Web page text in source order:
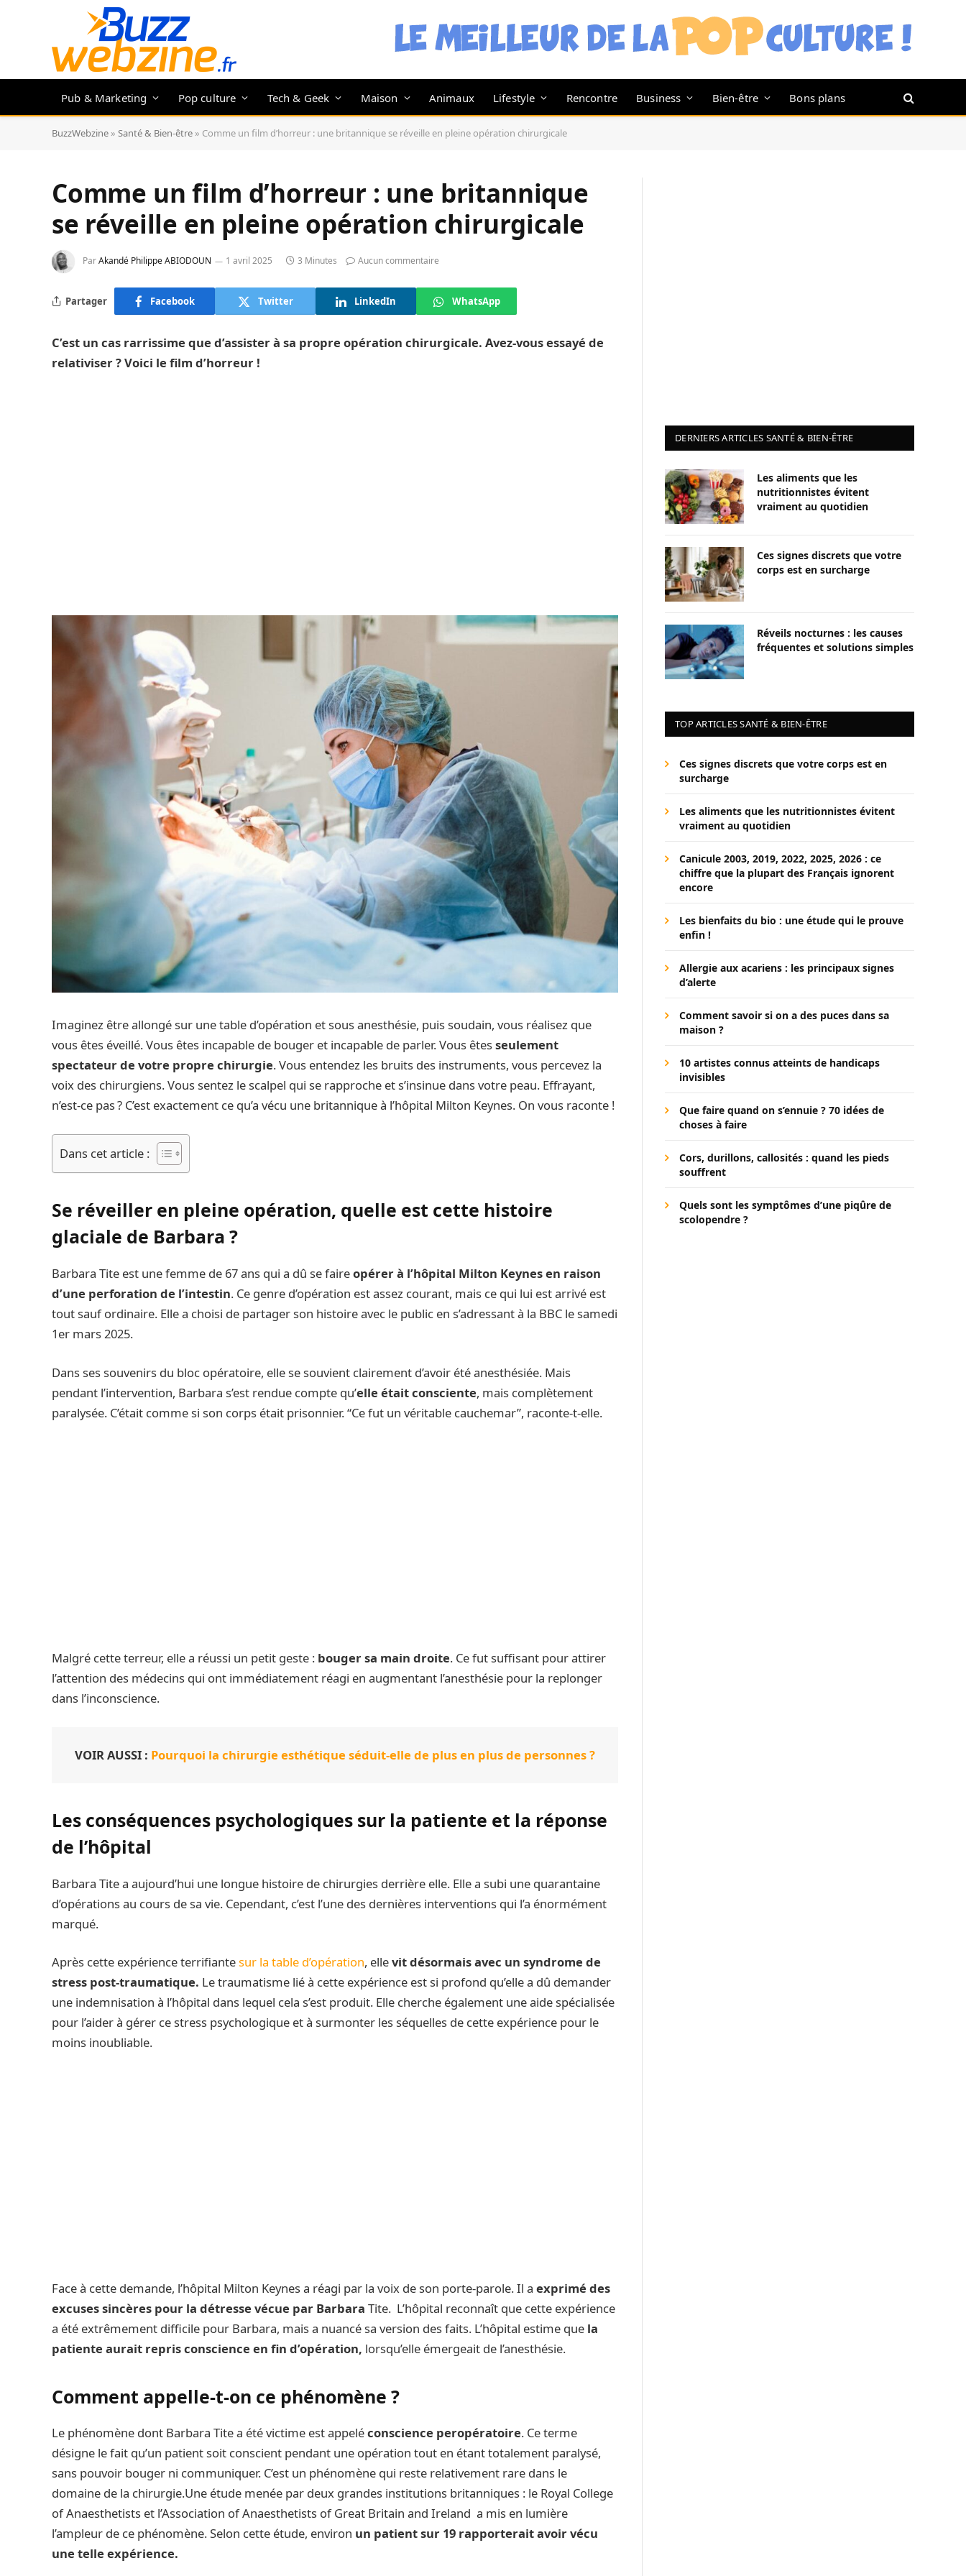
Pub & Marketing Pop culture Tech & Geek Maison Animaux Lifestyle Rencontre Business Bien-être Bons plans
BuzzWebzine » Santé & Bien-être » Comme un film d’horreur : une britannique se réveille en pleine opération chirurgicale
Comme un film d’horreur : une britannique
se réveille en pleine opération chirurgicale
ParAkandé Philippe ABIODOUN 1 avril 2025 3 Minutes Aucun commentaire
Partager Facebook Twitter LinkedIn WhatsApp
C’est un cas rarrissime que d’assister à sa propre opération chirurgicale. Avez-vous essayé de
relativiser ? Voici le film d’horreur !
Imaginez être allongé sur une table d’opération et sous anesthésie, puis soudain, vous réalisez que
vous êtes éveillé. Vous êtes incapable de bouger et incapable de parler. Vous êtesseulement
spectateur de votre propre chirurgie. Vous entendez les bruits des instruments, vous percevez la
voix des chirurgiens. Vous sentez le scalpel qui se rapproche et s’insinue dans votre peau. Effrayant,
n’est-ce pas ? C’est exactement ce qu’a vécu une britannique à l’hôpital Milton Keynes. On vous raconte !
Dans cet article :
Se réveiller en pleine opération, quelle est cette histoire
glaciale de Barbara ?
Barbara Tite est une femme de 67 ans qui a dû se faireopérer à l’hôpital Milton Keynes en raison
d’une perforation de l’intestin. Ce genre d’opération est assez courant, mais ce qui lui est arrivé est
tout sauf ordinaire. Elle a choisi de partager son histoire avec le public en s’adressant à la BBC le samedi
1er mars 2025.
Dans ses souvenirs du bloc opératoire, elle se souvient clairement d’avoir été anesthésiée. Mais
pendant l’intervention, Barbara s’est rendue compte qu’elle était consciente, mais complètement
paralysée. C’était comme si son corps était prisonnier. “Ce fut un véritable cauchemar”, raconte-t-elle.
Malgré cette terreur, elle a réussi un petit geste : bouger sa main droite. Ce fut suffisant pour attirer
l’attention des médecins qui ont immédiatement réagi en augmentant l’anesthésie pour la replonger
dans l’inconscience.
VOIR AUSSI : Pourquoi la chirurgie esthétique séduit-elle de plus en plus de personnes ?
Les conséquences psychologiques sur la patiente et la réponse
de l’hôpital
Barbara Tite a aujourd’hui une longue histoire de chirurgies derrière elle. Elle a subi une quarantaine
d’opérations au cours de sa vie. Cependant, c’est l’une des dernières interventions qui l’a énormément
marqué.
Après cette expérience terrifiantesur la table d’opération, ellevit désormais avec un syndrome de
stress post-traumatique. Le traumatisme lié à cette expérience est si profond qu’elle a dû demander
une indemnisation à l’hôpital dans lequel cela s’est produit. Elle cherche également une aide spécialisée
pour l’aider à gérer ce stress psychologique et à surmonter les séquelles de cette expérience pour le
moins inoubliable.
Face à cette demande, l’hôpital Milton Keynes a réagi par la voix de son porte-parole. Il a exprimé des
excuses sincères pour la détresse vécue par Barbara Tite. L’hôpital reconnaît que cette expérience
a été extrêmement difficile pour Barbara, mais a nuancé sa version des faits. L’hôpital estime que la
patiente aurait repris conscience en fin d’opération, lorsqu’elle émergeait de l’anesthésie.
Comment appelle-t-on ce phénomène ?
Le phénomène dont Barbara Tite a été victime est appeléconscience peropératoire. Ce terme
désigne le fait qu’un patient soit conscient pendant une opération tout en étant totalement paralysé,
sans pouvoir bouger ni communiquer. C’est un phénomène qui reste relativement rare dans le
domaine de la chirurgie.Une étude menée par deux grandes institutions britanniques : le Royal College
of Anaesthetists et l’Association of Anaesthetists of Great Britain and Ireland a mis en lumière
l’ampleur de ce phénomène. Selon cette étude, environ un patient sur 19 rapporterait avoir vécu
une telle expérience.
DERNIERS ARTICLES SANTÉ & BIEN-ÊTRE
Les aliments que les
nutritionnistes évitent
vraiment au quotidien
Ces signes discrets que votre
corps est en surcharge
Réveils nocturnes : les causes
fréquentes et solutions simples
TOP ARTICLES SANTÉ & BIEN-ÊTRE
Ces signes discrets que votre corps est en
surcharge
Les aliments que les nutritionnistes évitent
vraiment au quotidien
Canicule 2003, 2019, 2022, 2025, 2026 : ce
chiffre que la plupart des Français ignorent
encore
Les bienfaits du bio : une étude qui le prouve
enfin !
Allergie aux acariens : les principaux signes
d’alerte
Comment savoir si on a des puces dans sa
maison ?
10 artistes connus atteints de handicaps
invisibles
Que faire quand on s’ennuie ? 70 idées de
choses à faire
Cors, durillons, callosités : quand les pieds
souffrent
Quels sont les symptômes d’une piqûre de
scolopendre ?